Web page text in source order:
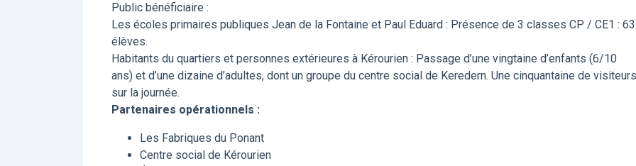
Public bénéficiaire :
Les écoles primaires publiques Jean de la Fontaine et Paul Eduard : Présence de 3 classes CP / CE1 : 63
élèves.
Habitants du quartiers et personnes extérieures à Kérourien : Passage d’une vingtaine d’enfants (6/10
ans) et d’une dizaine d’adultes, dont un groupe du centre social de Keredern. Une cinquantaine de visiteurs
sur la journée.
Partenaires opérationnels :
Les Fabriques du Ponant
Centre social de Kérourien